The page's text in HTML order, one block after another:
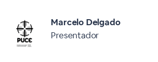
Marcelo Delgado
Presentador